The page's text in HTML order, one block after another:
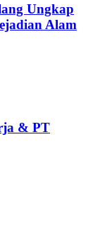
Ungkap
Alam
& PT